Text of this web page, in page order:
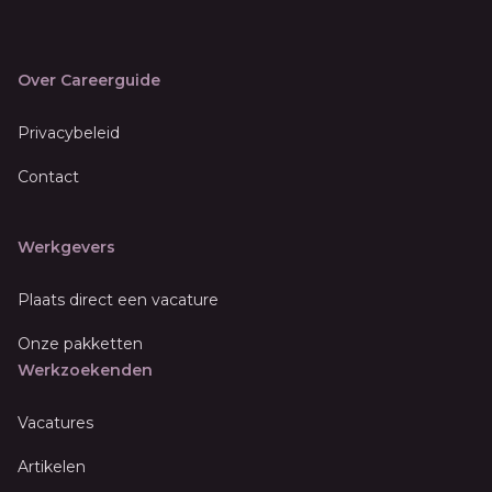
Over Careerguide
Privacybeleid
Contact
Werkgevers
Plaats direct een vacature
Onze pakketten
Werkzoekenden
Vacatures
Artikelen